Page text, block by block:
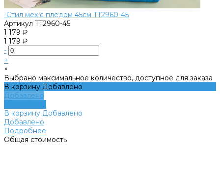
-Стил мех с пледом 45см TT2960-45
Артикул TT2960-45
1 179 ₽
1 179 ₽
-
+
×
Выбрано максимальное количество, доступное для заказа
В корзину Добавлено
Добавлено
В корзину Добавлено
Добавлено
Подробнее
Общая стоимость